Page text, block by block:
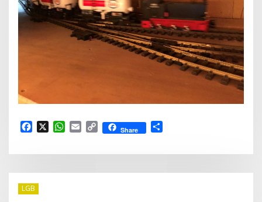
FacebookWhatsApp
EmailCopy Share
LGB